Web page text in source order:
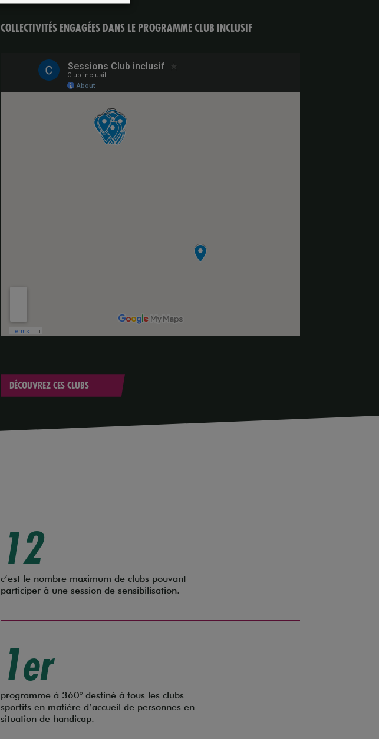
COLLECTIVITÉS ENGAGÉES DANS LE PROGRAMME CLUB INCLUSIF
DÉCOUVREZ CES CLUBS
12
c’est le nombre maximum de clubs pouvant
participer à une session de sensibilisation.
1er
programme à 360° destiné à tous les clubs
sportifs en matière d’accueil de personnes en
situation de handicap.